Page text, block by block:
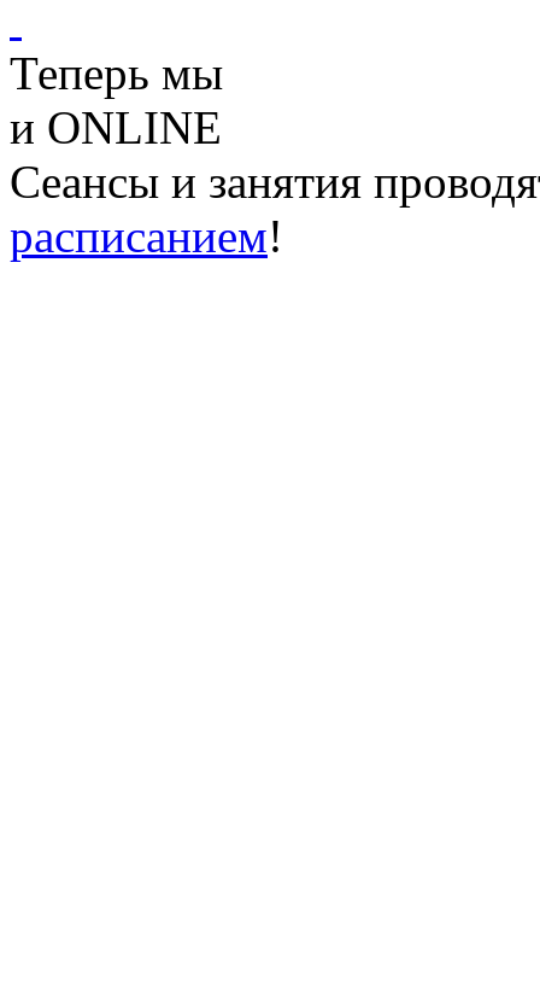
Теперь мы
и ONLINE
Сеансы и занятия
расписанием!